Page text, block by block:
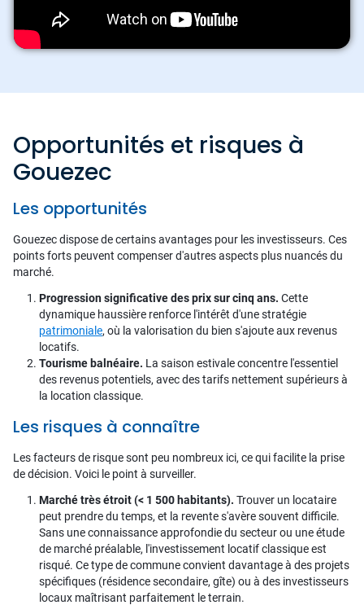
Opportunités et risques à
Gouezec
Les opportunités
Gouezec dispose de certains avantages pour les investisseurs. Ces
points forts peuvent compenser d'autres aspects plus nuancés du
marché.
Progression significative des prix sur cinq ans. Cette
dynamique haussière renforce l'intérêt d'une stratégie
patrimoniale, où la valorisation du bien s'ajoute aux revenus
locatifs.
Tourisme balnéaire. La saison estivale concentre l'essentiel
des revenus potentiels, avec des tarifs nettement supérieurs à
la location classique.
Les risques à connaître
Les facteurs de risque sont peu nombreux ici, ce qui facilite la prise
de décision. Voici le point à surveiller.
Marché très étroit (< 1 500 habitants). Trouver un locataire
peut prendre du temps, et la revente s'avère souvent difficile.
Sans une connaissance approfondie du secteur ou une étude
de marché préalable, l'investissement locatif classique est
risqué. Ce type de commune convient davantage à des projets
spécifiques (résidence secondaire, gîte) ou à des investisseurs
locaux maîtrisant parfaitement le terrain.